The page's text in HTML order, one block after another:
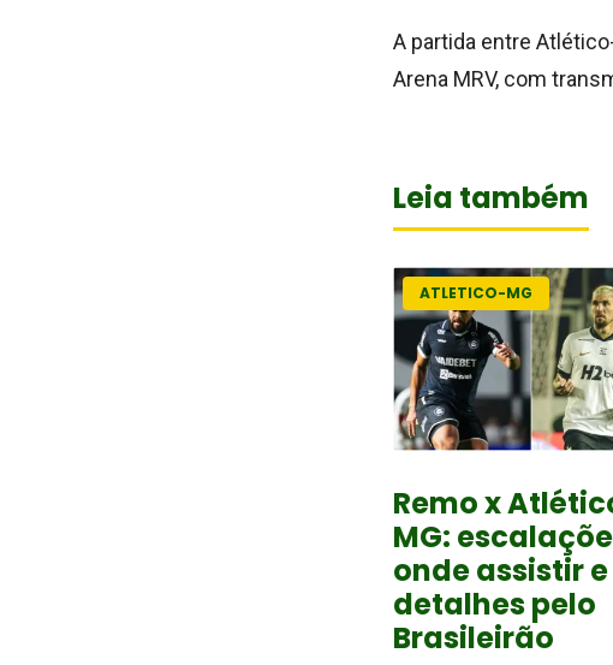
A partida entre
Arena MRV, com
Leia também
ATLETICO-MG
Remo x
MG:
onde assistir e
detalhes pelo
Brasileirão